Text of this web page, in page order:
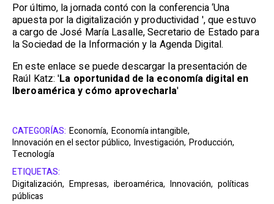
Por último, la jornada contó con la conferencia ‘Una
apuesta por la digitalización y productividad ', que estuvo
a cargo de José María Lasalle, Secretario de Estado para
la Sociedad de la Información y la Agenda Digital.
En este enlace se puede descargar la presentación de
Raúl Katz: 'La oportunidad de la economía digital en
Iberoamérica y cómo aprovecharla'
CATEGORÍAS: Economía, Economía intangible,
Innovación en el sector público, Investigación, Producción,
Tecnología
ETIQUETAS:
Digitalización, Empresas, iberoamérica, Innovación, políticas
públicas